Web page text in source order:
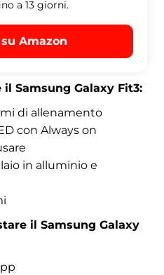
a 13 giorni.
Amazon
Samsung Galaxy Fit3:
di allenamento
con Always on
in alluminio e
il Samsung Galaxy